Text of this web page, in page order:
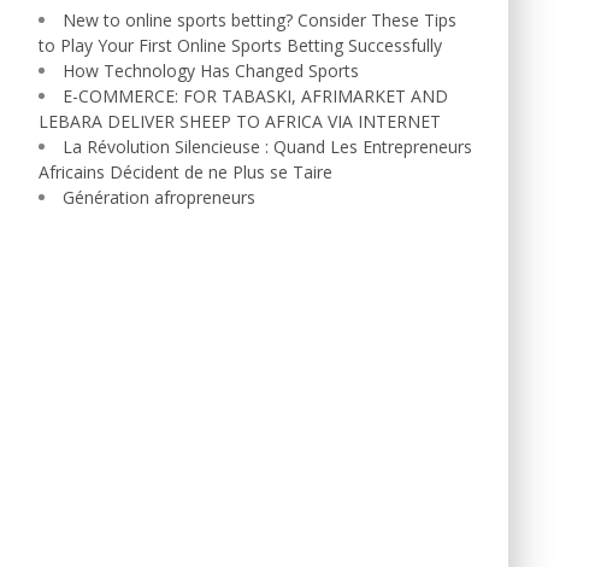
New to online sports betting? Consider These Tips
to Play Your First Online Sports Betting Successfully
How Technology Has Changed Sports
E-COMMERCE: FOR TABASKI, AFRIMARKET AND
LEBARA DELIVER SHEEP TO AFRICA VIA INTERNET
La Révolution Silencieuse : Quand Les Entrepreneurs
Africains Décident de ne Plus se Taire
Génération afropreneurs